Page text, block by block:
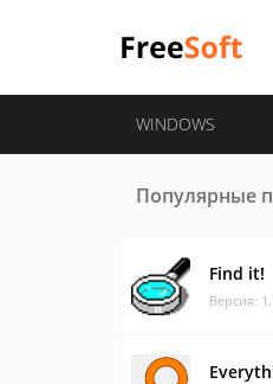
WINDOWS
Популярные
Find it!
Версия: